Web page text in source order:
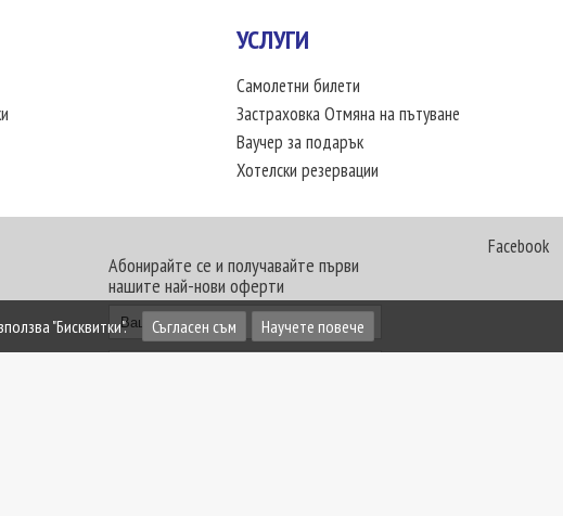
УСЛУГИ
Самолетни билети
Застраховка Отмяна на пътуване
Ваучер за подарък
Хотелски резервации
Абонирайте се и получавайте първи
нашите най-нови оферти
Facebook
"Бисквитки". Съгласен съм Научете повече